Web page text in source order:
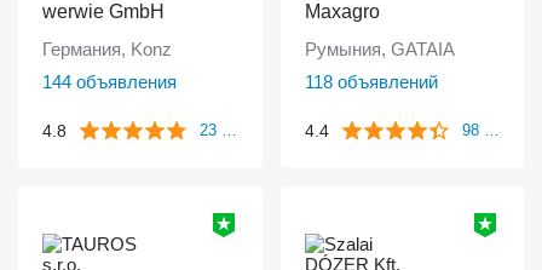
werwie GmbH
Германия, Konz
144 объявления
4.8 23 отзыва
Maxagro
Румыния, GATAIA
118 объявлений
4.4 98 отзывов